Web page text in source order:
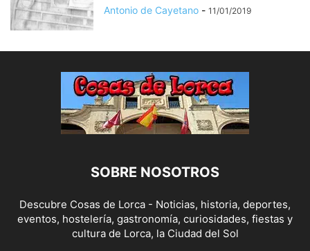
Antonio de Cayetano - 11/01/2019
SOBRE NOSOTROS
Descubre Cosas de Lorca - Noticias, historia, deportes,
eventos, hostelería, gastronomía, curiosidades, fiestas y
cultura de Lorca, la Ciudad del Sol